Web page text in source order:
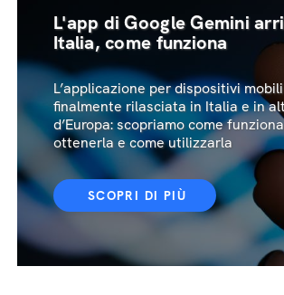
L'app di Google Gemini
Italia, come funziona
L’applicazione per dispositivi
finalmente rilasciata in Italia e in
d’Europa: scopriamo come
ottenerla e come utilizzarla
SCOPRI DI PIÙ